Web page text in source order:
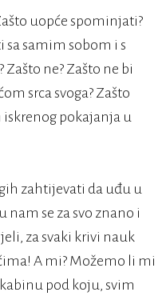
uopće spominjati?
samim sobom i s
ne? Zašto ne bi
srca svoga? Zašto
iskrenog pokajanja u
zahtijevati da uđu u
nam se za svo znano i
za svaki krivi nauk
A mi? Možemo li mi
pod koju, svim